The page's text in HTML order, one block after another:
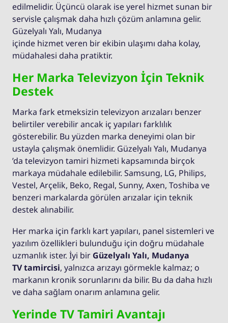
edilmelidir. Üçüncü olarak ise yerel hizmet sunan bir
servisle çalışmak daha hızlı çözüm anlamına gelir.
Güzelyalı Yalı, Mudanya
içinde hizmet veren bir ekibin ulaşımı daha kolay,
müdahalesi daha pratiktir.
Her Marka Televizyon İçin Teknik
Destek
Marka fark etmeksizin televizyon arızaları benzer
belirtiler verebilir ancak iç yapıları farklılık
gösterebilir. Bu yüzden marka deneyimi olan bir
ustayla çalışmak önemlidir. Güzelyalı Yalı, Mudanya
’da televizyon tamiri hizmeti kapsamında birçok
markaya müdahale edilebilir. Samsung, LG, Philips,
Vestel, Arçelik, Beko, Regal, Sunny, Axen, Toshiba ve
benzeri markalarda görülen arızalar için teknik
destek alınabilir.
Her marka için farklı kart yapıları, panel sistemleri ve
yazılım özellikleri bulunduğu için doğru müdahale
uzmanlık ister. İyi bir Güzelyalı Yalı, Mudanya
TV tamircisi, yalnızca arızayı görmekle kalmaz; o
markanın kronik sorunlarını da bilir. Bu da daha hızlı
ve daha sağlam onarım anlamına gelir.
Yerinde TV Tamiri Avantajı